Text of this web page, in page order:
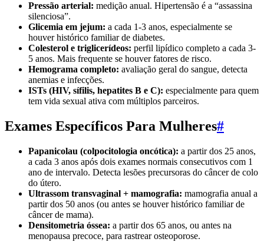
Pressão arterial: medição anual. Hipertensão é a “assassina
silenciosa”.
Glicemia em jejum: a cada 1-3 anos, especialmente se
houver histórico familiar de diabetes.
Colesterol e triglicerídeos: perfil lipídico completo a cada 3-
5 anos. Mais frequente se houver fatores de risco.
Hemograma completo: avaliação geral do sangue, detecta
anemias e infecções.
ISTs (HIV, sífilis, hepatites B e C): especialmente para quem
tem vida sexual ativa com múltiplos parceiros.
Exames Específicos Para Mulheres#
Papanicolau (colpocitologia oncótica): a partir dos 25 anos,
a cada 3 anos após dois exames normais consecutivos com 1
ano de intervalo. Detecta lesões precursoras do câncer de colo
do útero.
Ultrassom transvaginal + mamografia: mamografia anual a
partir dos 50 anos (ou antes se houver histórico familiar de
câncer de mama).
Densitometria óssea: a partir dos 65 anos, ou antes na
menopausa precoce, para rastrear osteoporose.